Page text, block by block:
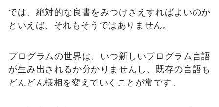
では、絶対的な良書をみつけさえすればよいのか
といえば、それもそうではありません。
プログラムの世界は、いつ新しいプログラム言語
が生み出されるか分かりませんし、既存の言語も
どんどん様相を変えていくことが常です。